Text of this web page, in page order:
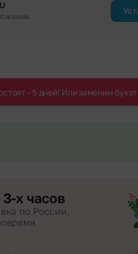
- 5 дней! Или заменим букет!
х часов
по России,